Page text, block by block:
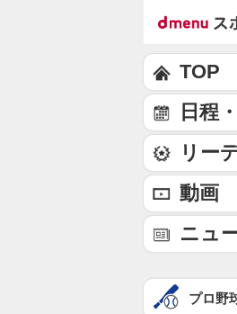
TOP
日程
リー
動画
ニュ
プロ野